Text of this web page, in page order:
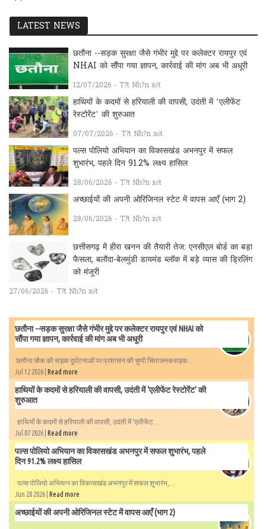
LATEST NEWS
छतौना --सड़क सुरक्षा जैसे गंभीर मुद्दे पर कलेक्टर रायपुर एवं
NHAI को सौंपा गया ज्ञापन, कार्रवाई की मांग अब भी अधूरी
12/07/2026 - T?t Nh?n xét
हाथियों के कदमों से हरियाली की वापसी, उदंती में ‘एलीफेंट
रेस्टोरेंट’ की शुरुआत
07/07/2026 - T?t Nh?n xét
पल्स पोलियो अभियान का विकासखंड अभनपुर में सफल
शुभारंभ, पहले दिन 91.2% लक्ष्य हासिल
28/06/2026 - T?t Nh?n xét
अच्छाईयों की अपनी ओरिजिनल स्टेट में वापस आएँ (भाग 2)
28/06/2026 - T?t Nh?n xét
छत्तीसगढ़ में हीरा खनन की तैयारी तेज: एनसीएल बोर्ड का बड़ा
फैसला, बलौदा-बेलमुंडी डायमंड ब्लॉक में बड़े व्यास की ड्रिलिंग
को मंजूरी
27/06/2026 - T?t Nh?n xét
छतौना --सड़क सुरक्षा जैसे गंभीर मुद्दे पर कलेक्टर रायपुर एवं NHAI को
सौंपा गया ज्ञापन, कार्रवाई की मांग अब भी अधूरी
छतौना चौक की सड़क दुर्घटनाओं पर प्रशासन की चुप्पी चिंताजनकसड़क...
Jul 12 2026 | Read more
हाथियों के कदमों से हरियाली की वापसी, उदंती में ‘एलीफेंट रेस्टोरेंट’ की
शुरुआत
हाथियों के कदमों से हरियाली की वापसी, उदंती में ‘एलीफेंट...
Jul 07 2026 | Read more
पल्स पोलियो अभियान का विकासखंड अभनपुर में सफल शुभारंभ, पहले
दिन 91.2% लक्ष्य हासिल
पल्स पोलियो अभियान का विकासखंड अभनपुर में सफल शुभारंभ,...
Jun 28 2026 | Read more
अच्छाईयों की अपनी ओरिजिनल स्टेट में वापस आएँ (भाग 2)